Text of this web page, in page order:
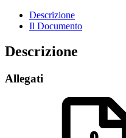
Descrizione
Il Documento
Descrizione
Allegati